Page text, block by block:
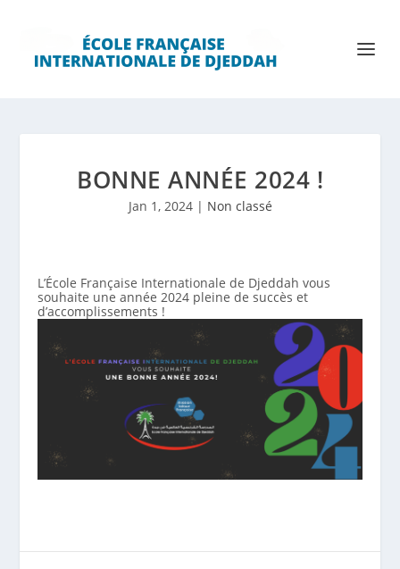
BONNE ANNÉE 2024 !
Jan 1, 2024| Non classé
L’École Française Internationale de Djeddah vous
souhaite une année 2024 pleine de succès et
d’accomplissements !